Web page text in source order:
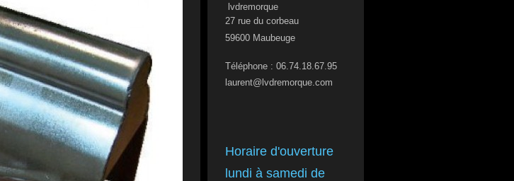
lvdremorque
27 rue du corbeau
59600 Maubeuge
Téléphone : 06.74.18.67.95
laurent@lvdremorque.com
Horaire d'ouverture
lundi à samedi de